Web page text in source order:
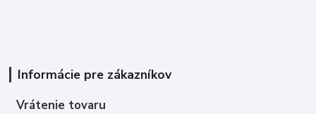
Informácie pre zákazníkov
Vrátenie tovaru